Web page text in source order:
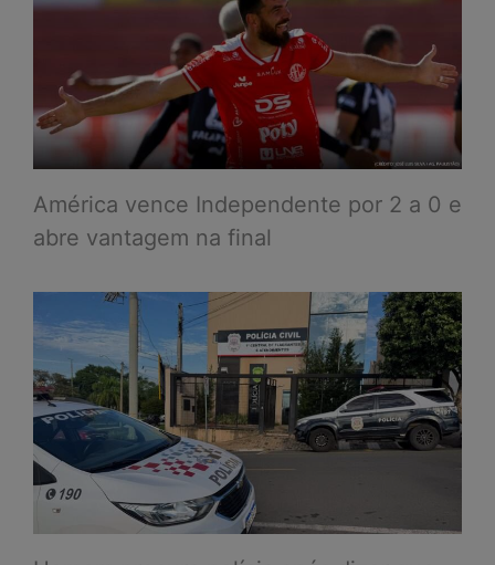
América vence Independente por 2 a 0 e
abre vantagem na final